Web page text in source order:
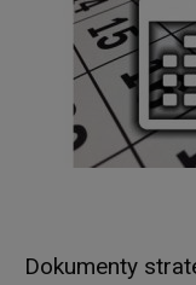
Dokumenty
500
Pani/Pana
w
wypełnienia
ewidencji